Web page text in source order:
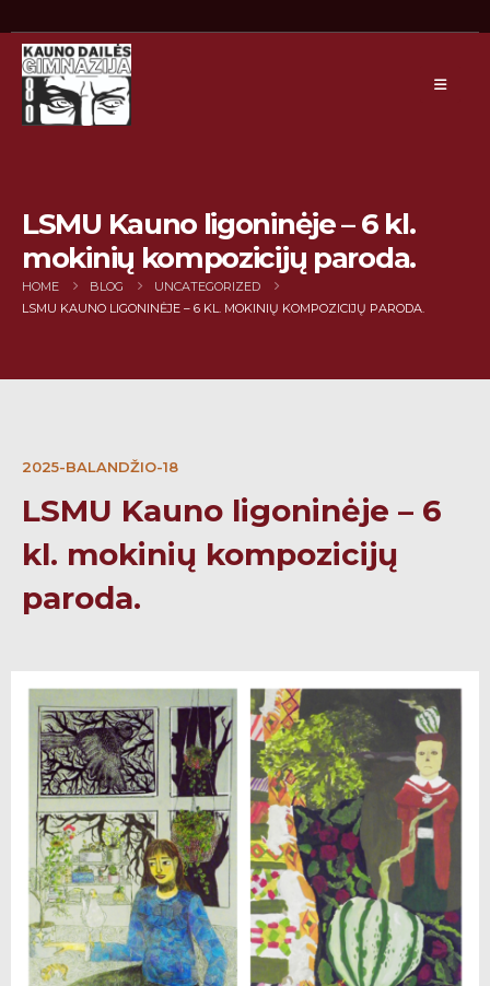
LSMU Kauno ligoninėje – 6 kl.
mokinių kompozicijų paroda.
HOME BLOG
UNCATEGORIZED
LSMU KAUNO LIGONINĖJE – 6 KL. MOKINIŲ KOMPOZICIJŲ PARODA.
2025-BALANDŽIO-18
LSMU Kauno ligoninėje – 6
kl. mokinių kompozicijų
paroda.